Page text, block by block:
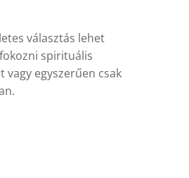
választás lehet
spirituális
egyszerűen csak